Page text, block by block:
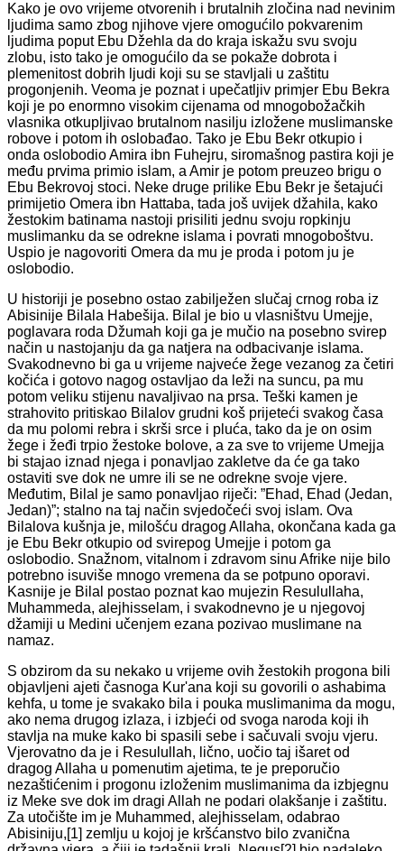
Kako je ovo vrijeme otvorenih i brutalnih zločina nad nevinim
ljudima samo zbog njihove vjere omogućilo pokvarenim
ljudima poput Ebu Džehla da do kraja iskažu svu svoju
zlobu, isto tako je omogućilo da se pokaže dobrota i
plemenitost dobrih ljudi koji su se stavljali u zaštitu
progonjenih. Veoma je poznat i upečatljiv primjer Ebu Bekra
koji je po enormno visokim cijenama od mnogobožačkih
vlasnika otkupljivao brutalnom nasilju izložene muslimanske
robove i potom ih oslobađao. Tako je Ebu Bekr otkupio i
onda oslobodio Amira ibn Fuhejru, siromašnog pastira koji je
među prvima primio islam, a Amir je potom preuzeo brigu o
Ebu Bekrovoj stoci. Neke druge prilike Ebu Bekr je šetajući
primijetio Omera ibn Hattaba, tada još uvijek džahila, kako
žestokim batinama nastoji prisiliti jednu svoju ropkinju
muslimanku da se odrekne islama i povrati mnogoboštvu.
Uspio je nagovoriti Omera da mu je proda i potom ju je
oslobodio.
U historiji je posebno ostao zabilježen slučaj crnog roba iz
Abisinije Bilala Habešija. Bilal je bio u vlasništvu Umejje,
poglavara roda Džumah koji ga je mučio na posebno svirep
način u nastojanju da ga natjera na odbacivanje islama.
Svakodnevno bi ga u vrijeme najveće žege vezanog za četiri
kočića i gotovo nagog ostavljao da leži na suncu, pa mu
potom veliku stijenu navaljivao na prsa. Teški kamen je
strahovito pritiskao Bilalov grudni koš prijeteći svakog časa
da mu polomi rebra i skrši srce i pluća, tako da je on osim
žege i žeđi trpio žestoke bolove, a za sve to vrijeme Umejja
bi stajao iznad njega i ponavljao zakletve da će ga tako
ostaviti sve dok ne umre ili se ne odrekne svoje vjere.
Međutim, Bilal je samo ponavljao riječi: ”Ehad, Ehad (Jedan,
Jedan)”; stalno na taj način svjedočeći svoj islam. Ova
Bilalova kušnja je, milošću dragog Allaha, okončana kada ga
je Ebu Bekr otkupio od svirepog Umejje i potom ga
oslobodio. Snažnom, vitalnom i zdravom sinu Afrike nije bilo
potrebno isuviše mnogo vremena da se potpuno oporavi.
Kasnije je Bilal postao poznat kao mujezin Resulullaha,
Muhammeda, alejhisselam, i svakodnevno je u njegovoj
džamiji u Medini učenjem ezana pozivao muslimane na
namaz.
S obzirom da su nekako u vrijeme ovih žestokih progona bili
objavljeni ajeti časnoga Kur'ana koji su govorili o ashabima
kehfa, u tome je svakako bila i pouka muslimanima da mogu,
ako nema drugog izlaza, i izbjeći od svoga naroda koji ih
stavlja na muke kako bi spasili sebe i sačuvali svoju vjeru.
Vjerovatno da je i Resulullah, lično, uočio taj išaret od
dragog Allaha u pomenutim ajetima, te je preporučio
nezaštićenim i progonu izloženim muslimanima da izbjegnu
iz Meke sve dok im dragi Allah ne podari olakšanje i zaštitu.
Za utočište im je Muhammed, alejhisselam, odabrao
Abisiniju,[1] zemlju u kojoj je kršćanstvo bilo zvanična